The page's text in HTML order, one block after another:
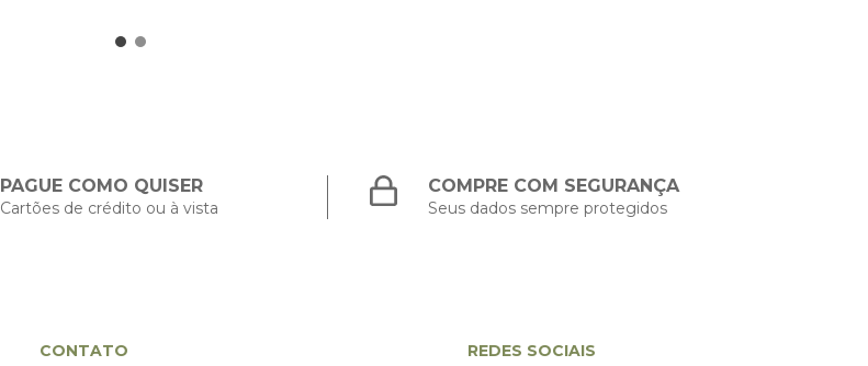
PAGUE COMO QUISER
Cartões de crédito ou à vista
COMPRE COM SEGURANÇA
Seus dados sempre protegidos
CONTATO
REDES SOCIAIS